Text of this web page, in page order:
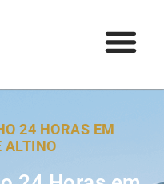
24 HORAS EM
ALTINO